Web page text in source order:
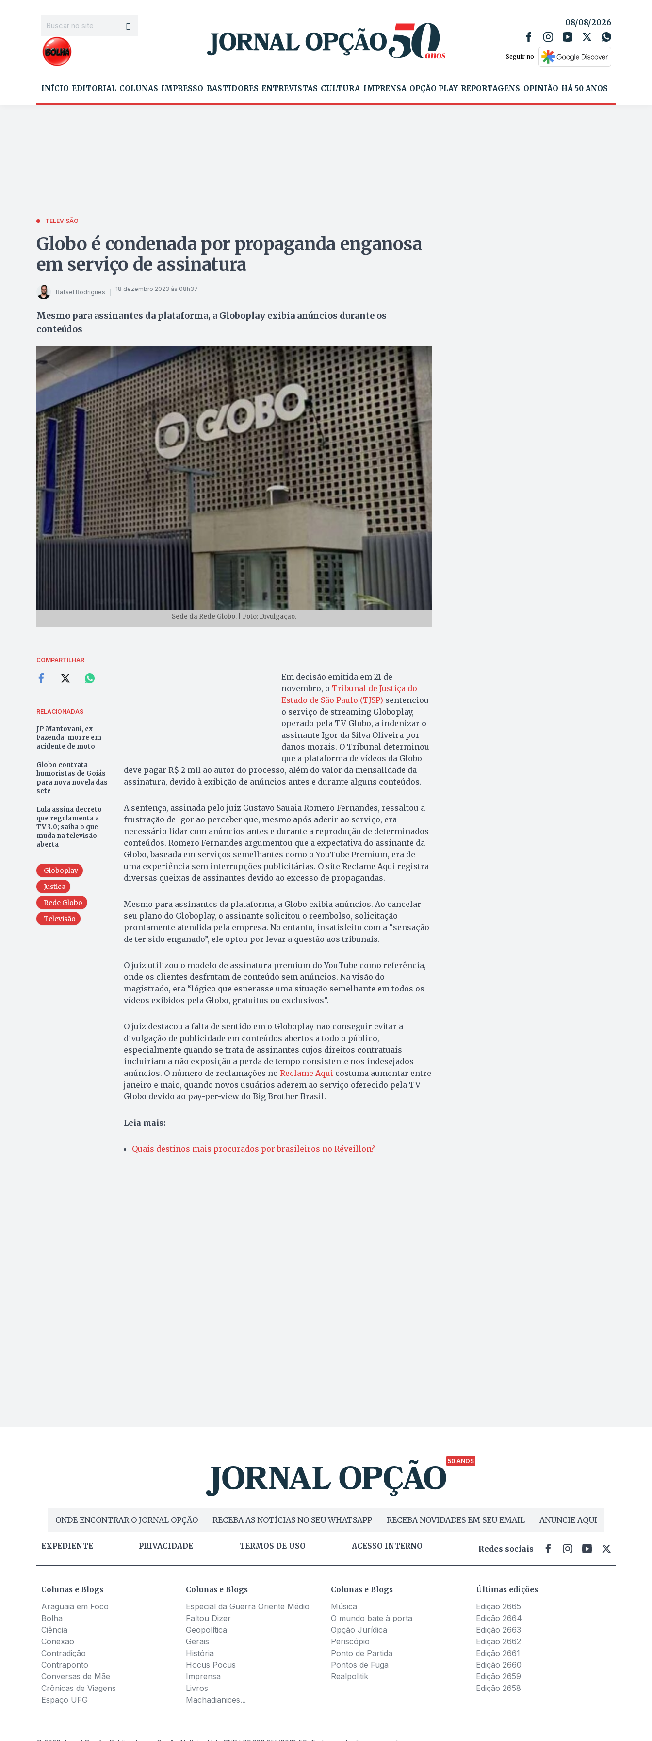
08/08/2026
Seguir no
INÍCIO EDITORIAL COLUNAS IMPRESSO BASTIDORES ENTREVISTAS CULTURA IMPRENSA OPÇÃO PLAY REPORTAGENS OPINIÃO HÁ 50 ANOS
TELEVISÃO
Globo é condenada por propaganda enganosa
em serviço de assinatura
Rafael Rodrigues 18 dezembro 2023 às 08h37
Mesmo para assinantes da plataforma, a Globoplay exibia anúncios durante os
conteúdos
Sede da Rede Globo. | Foto: Divulgação.
COMPARTILHAR
RELACIONADAS
JP Mantovani, ex-
Fazenda, morre em
acidente de moto
Globo contrata
humoristas de Goiás
para nova novela das
sete
Lula assina decreto
que regulamenta a
TV 3.0; saiba o que
muda na televisão
aberta
Globoplay
Justiça
Rede Globo
Televisão
Em decisão emitida em 21 de
novembro, o Tribunal de Justiça do
Estado de São Paulo (TJSP) sentenciou
o serviço de streaming Globoplay,
operado pela TV Globo, a indenizar o
assinante Igor da Silva Oliveira por
danos morais. O Tribunal determinou
que a plataforma de vídeos da Globo
deve pagar R$ 2 mil ao autor do processo, além do valor da mensalidade da
assinatura, devido à exibição de anúncios antes e durante alguns conteúdos.
A sentença, assinada pelo juiz Gustavo Sauaia Romero Fernandes, ressaltou a
frustração de Igor ao perceber que, mesmo após aderir ao serviço, era
necessário lidar com anúncios antes e durante a reprodução de determinados
conteúdos. Romero Fernandes argumentou que a expectativa do assinante da
Globo, baseada em serviços semelhantes como o YouTube Premium, era de
uma experiência sem interrupções publicitárias. O site Reclame Aqui registra
diversas queixas de assinantes devido ao excesso de propagandas.
Mesmo para assinantes da plataforma, a Globo exibia anúncios. Ao cancelar
seu plano do Globoplay, o assinante solicitou o reembolso, solicitação
prontamente atendida pela empresa. No entanto, insatisfeito com a “sensação
de ter sido enganado”, ele optou por levar a questão aos tribunais.
O juiz utilizou o modelo de assinatura premium do YouTube como referência,
onde os clientes desfrutam de conteúdo sem anúncios. Na visão do
magistrado, era “lógico que esperasse uma situação semelhante em todos os
vídeos exibidos pela Globo, gratuitos ou exclusivos”.
O juiz destacou a falta de sentido em o Globoplay não conseguir evitar a
divulgação de publicidade em conteúdos abertos a todo o público,
especialmente quando se trata de assinantes cujos direitos contratuais
incluiriam a não exposição a perda de tempo consistente nos indesejados
anúncios. O número de reclamações no Reclame Aquicostuma aumentar entre
janeiro e maio, quando novos usuários aderem ao serviço oferecido pela TV
Globo devido ao pay-per-view do Big Brother Brasil.
Leia mais:
Quais destinos mais procurados por brasileiros no Réveillon?
50 ANOS
ONDE ENCONTRAR O JORNAL OPÇÃO RECEBA AS NOTÍCIAS NO SEU WHATSAPP RECEBA NOVIDADES EM SEU EMAIL ANUNCIE AQUI
EXPEDIENTE PRIVACIDADE TERMOS DE USO ACESSO INTERNO Redes sociais
Colunas e Blogs
Araguaia em Foco
Bolha
Ciência
Conexão
Contradição
Contraponto
Conversas de Mãe
Crônicas de Viagens
Espaço UFG
Colunas e Blogs
Especial da Guerra Oriente Médio
Faltou Dizer
Geopolítica
Gerais
História
Hocus Pocus
Imprensa
Livros
Machadianices...
Colunas e Blogs
Música
O mundo bate à porta
Opção Jurídica
Periscópio
Ponto de Partida
Pontos de Fuga
Realpolitik
Últimas edições
Edição 2665
Edição 2664
Edição 2663
Edição 2662
Edição 2661
Edição 2660
Edição 2659
Edição 2658